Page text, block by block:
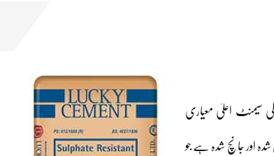
سیمنٹ اعلیٰ معیاری
اور جانچ شدہ ہے جو